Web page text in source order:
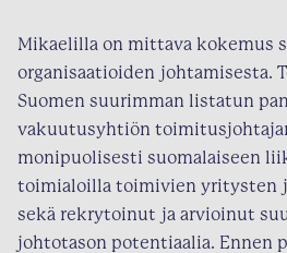
Mikaelilla on mittava kokemus
organisaatioiden johtamisesta.
Suomen suurimman listatun
vakuutusyhtiön
monipuolisesti suomalaiseen
toimialoilla toimivien yritysten
sekä rekrytoinut ja arvioinut
johtotason potentiaalia. Ennen